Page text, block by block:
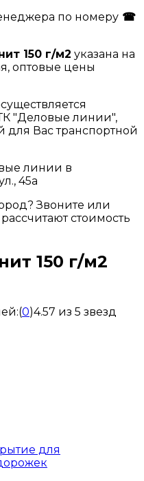
по номеру ☎
150 г/м2 указана на
оптовые цены
"Деловые линии",
Вас транспортной
линии в
45а
Звоните или
стоимость
150 г/м2
(0)4.57 из 5 звезд
для